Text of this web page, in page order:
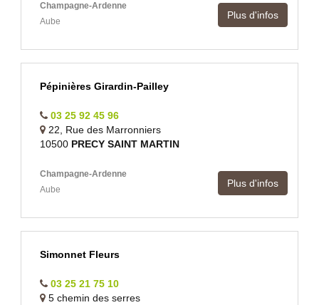
Champagne-Ardenne
Aube
Plus d'infos
Pépinières Girardin-Pailley
03 25 92 45 96
22, Rue des Marronniers
10500 PRECY SAINT MARTIN
Champagne-Ardenne
Aube
Plus d'infos
Simonnet Fleurs
03 25 21 75 10
5 chemin des serres